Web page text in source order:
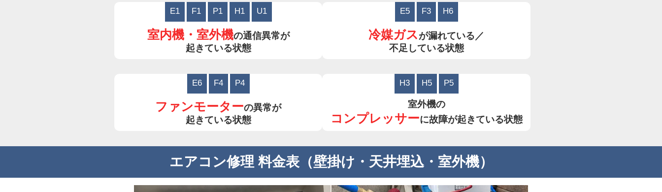
E1 F1 P1 H1 U1
室内機・室外機の通信異常が
起きている状態
E5 F3 H6
冷媒ガスが漏れている／
不足している状態
E6 F4 P4
ファンモーターの異常が
起きている状態
H3 H5 P5
室外機の
コンプレッサーに故障が起きている状態
エアコン修理 料金表（壁掛け・天井埋込・室外機）